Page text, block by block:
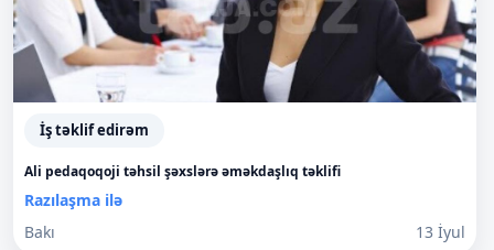
İş təklif edirəm
Ali pedaqoqoji təhsil şəxslərə əməkdaşlıq təklifi
Razılaşma ilə
Bakı
13 İyul